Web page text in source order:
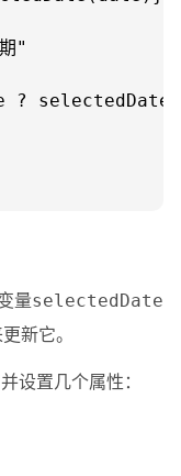
"
?
量selectedDate
新它。
设置几个属性：